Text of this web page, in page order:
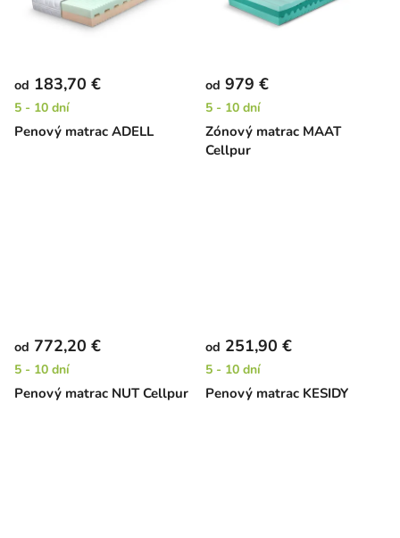
Penový matrac ADELL
od 183,70 €
5 - 10 dní
Zónový matrac MAAT
Cellpur
od 979 €
5 - 10 dní
Penový matrac NUT Cellpur
od 772,20 €
5 - 10 dní
Penový matrac KESIDY
od 251,90 €
5 - 10 dní